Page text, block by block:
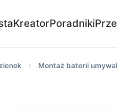
KreatorPoradniki
Montaż baterii